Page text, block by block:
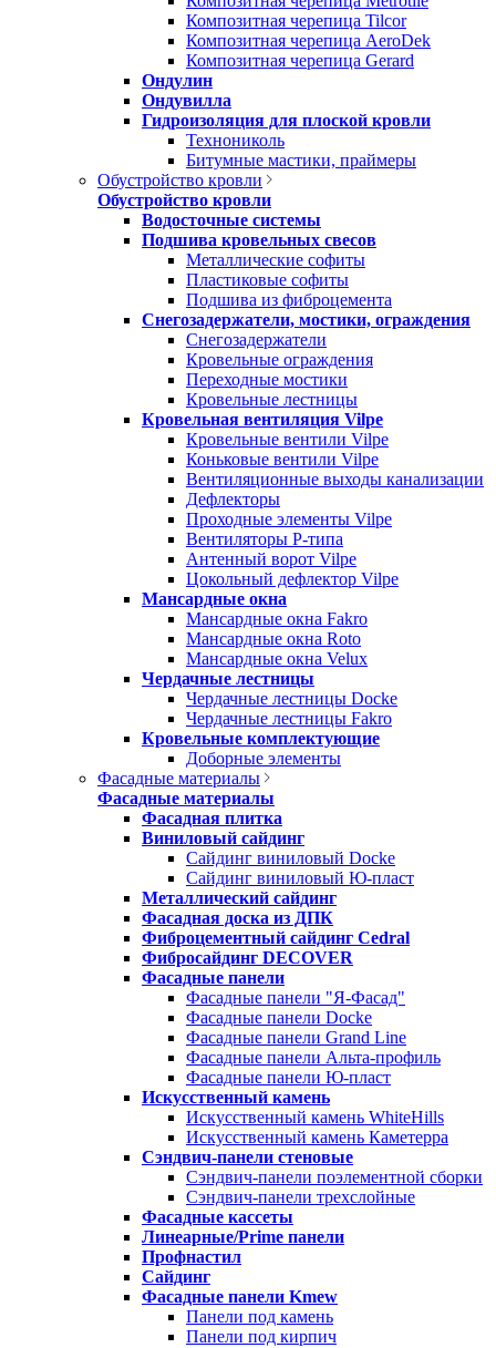
Композитная черепица Tilcor
Композитная черепица AeroDek
Композитная черепица Gerard
Ондулин
Ондувилла
Гидроизоляция для плоской кровли
Технониколь
Битумные мастики, праймеры
Обустройство кровли
Обустройство кровли
Водосточные системы
Подшива кровельных свесов
Металлические софиты
Пластиковые софиты
Подшива из фиброцемента
Снегозадержатели, мостики, ограждения
Снегозадержатели
Кровельные ограждения
Переходные мостики
Кровельные лестницы
Кровельная вентиляция Vilpe
Кровельные вентили Vilpe
Коньковые вентили Vilpe
Вентиляционные выходы канализации
Дефлекторы
Проходные элементы Vilpe
Вентиляторы P-типа
Антенный ворот Vilpe
Цокольный дефлектор Vilpe
Мансардные окна
Мансардные окна Fakro
Мансардные окна Roto
Мансардные окна Velux
Чердачные лестницы
Чердачные лестницы Docke
Чердачные лестницы Fakro
Кровельные комплектующие
Доборные элементы
Фасадные материалы
Фасадные материалы
Фасадная плитка
Виниловый сайдинг
Сайдинг виниловый Docke
Сайдинг виниловый Ю-пласт
Металлический сайдинг
Фасадная доска из ДПК
Фиброцементный сайдинг Cedral
Фибросайдинг DECOVER
Фасадные панели
Фасадные панели "Я-Фасад"
Фасадные панели Docke
Фасадные панели Grand Line
Фасадные панели Альта-профиль
Фасадные панели Ю-пласт
Искусственный камень
Искусственный камень WhiteHills
Искусственный камень Каметерра
Сэндвич-панели стеновые
Сэндвич-панели поэлементной сборки
Сэндвич-панели трехслойные
Фасадные кассеты
Линеарные/Prime панели
Профнастил
Сайдинг
Фасадные панели Kmew
Панели под камень
Панели под кирпич